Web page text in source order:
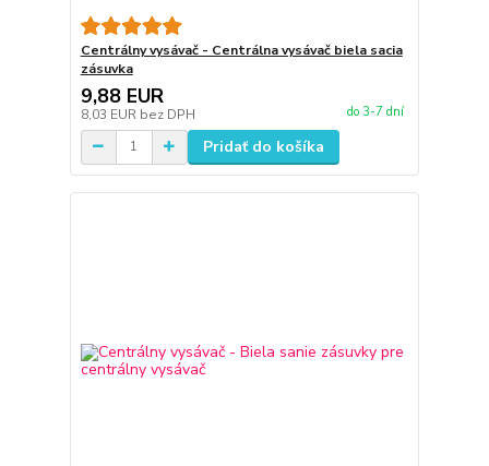
Centrálny vysávač - Centrálna vysávač biela sacia
zásuvka
9,88 EUR
8,03 EUR bez DPH do 3-7 dní
Pridať do košíka